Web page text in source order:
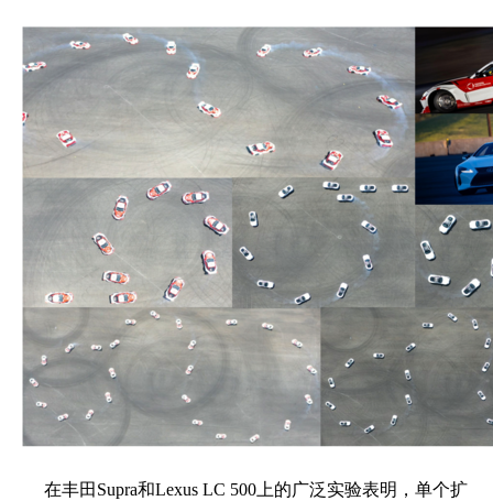
在丰田Supra和Lexus LC 500上的广泛实验表明，单个扩